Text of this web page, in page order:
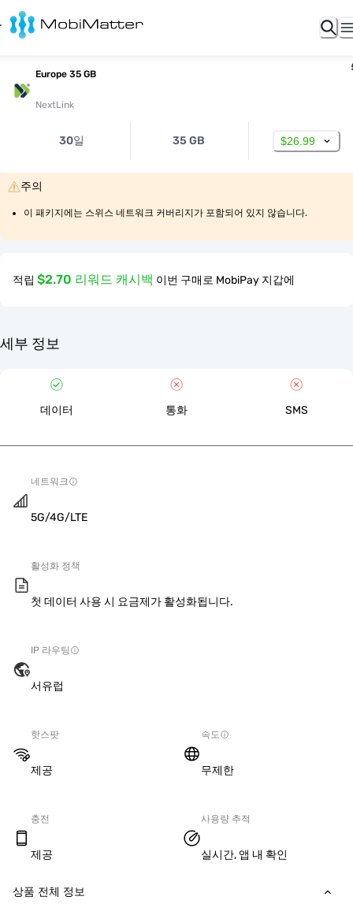
Europe 35 GB
NextLink
30일 35 GB $26.99
주의
이 패키지에는 스위스 네트워크 커버리지가 포함되어 있지 않습니다.
적립 $2.70 리워드 캐시백 이번 구매로 MobiPay 지갑에
세부 정보
데이터 통화 SMS
네트워크
5G/4G/LTE
활성화 정책
첫 데이터 사용 시 요금제가 활성화됩니다.
IP 라우팅
서유럽
핫스팟
제공
속도
무제한
충전
제공
사용량 추적
실시간, 앱 내 확인
상품 전체 정보